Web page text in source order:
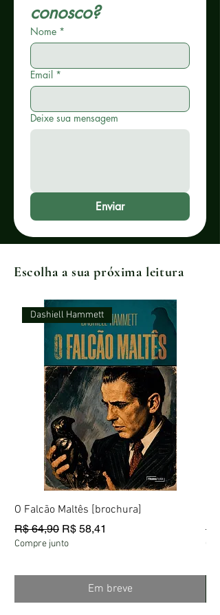
conosco?
Nome *
Email *
Deixe sua mensagem
Enviar
Escolha a sua próxima leitura
Dashiell Hammett
O Falcão Maltês [brochura]
Preço normal
R$ 64,90 Preço promocional
R$ 58,41
Compre junto
Em breve
R$